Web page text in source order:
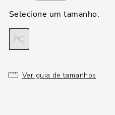
PC
Ver guia de tamanhos